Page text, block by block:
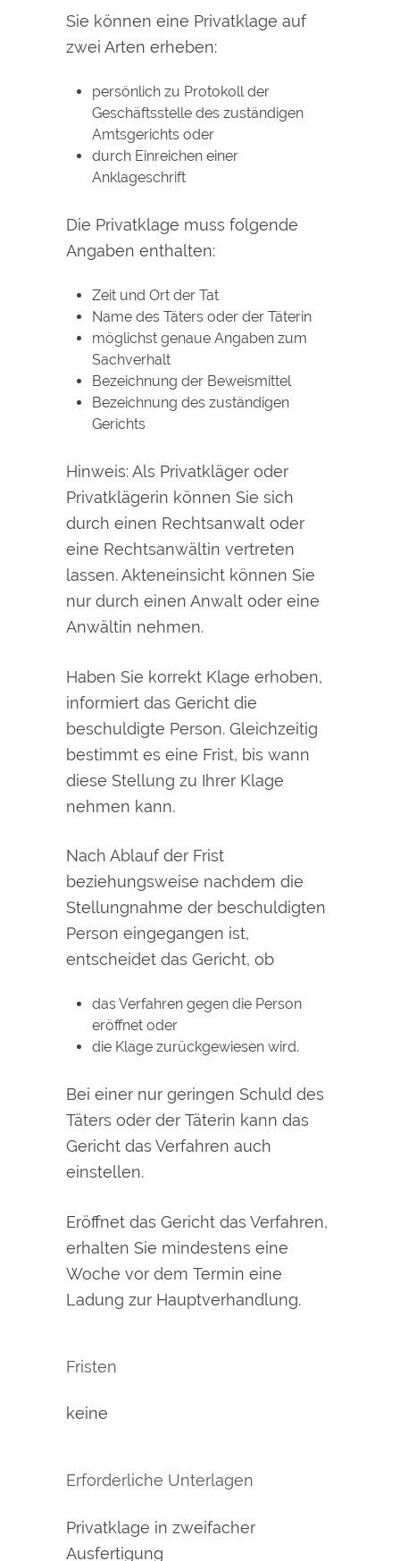
Sie können eine Privatklage auf
zwei Arten erheben:
persönlich zu Protokoll der
Geschäftsstelle des zuständigen
Amtsgerichts oder
durch Einreichen einer
Anklageschrift
Die Privatklage muss folgende
Angaben enthalten:
Zeit und Ort der Tat
Name des Täters oder der Täterin
möglichst genaue Angaben zum
Sachverhalt
Bezeichnung der Beweismittel
Bezeichnung des zuständigen
Gerichts
Hinweis:Als Privatkläger oder
Privatklägerin können Sie sich
durch einen Rechtsanwalt oder
eine Rechtsanwältin vertreten
lassen. Akteneinsicht können Sie
nur durch einen Anwalt oder eine
Anwältin nehmen.
Haben Sie korrekt Klage erhoben,
informiert das Gericht die
beschuldigte Person. Gleichzeitig
bestimmt es eine Frist, bis wann
diese Stellung zu Ihrer Klage
nehmen kann.
Nach Ablauf der Frist
beziehungsweise nachdem die
Stellungnahme der beschuldigten
Person eingegangen ist,
entscheidet das Gericht, ob
das Verfahren gegen die Person
eröffnet oder
die Klage zurückgewiesen wird.
Bei einer nur geringen Schuld des
Täters oder der Täterin kann das
Gericht das Verfahren auch
einstellen.
Eröffnet das Gericht das Verfahren,
erhalten Sie mindestens eine
Woche vor dem Termin eine
Ladung zur Hauptverhandlung.
Fristen
keine
Erforderliche Unterlagen
Privatklage in zweifacher
Ausfertigung